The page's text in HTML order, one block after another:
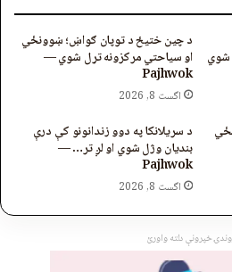
شوي
د چین ختیځ د توپان ګواښ؛ ښوونځي
او سیاحتي مرکزونه تړل شوي —
Pajhwok
اگست 8, 2026
د سریلانکا په دوو زندانونو کې درې
بندیان وژل شوي او لږ تر… —
Pajhwok
اگست 8, 2026
خپرونې دلته واورئ